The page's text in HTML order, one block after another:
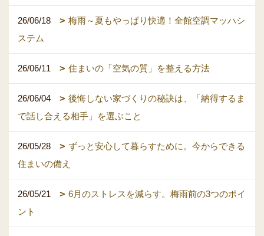
26/06/18
梅雨～夏もやっぱり快適！全館空調マッハシ
ステム
26/06/11 住まいの「空気の質」を整える方法
26/06/04
後悔しない家づくりの秘訣は、「納得するま
で話し合える相手」を選ぶこと
26/05/28
ずっと安心して暮らすために。今からできる
住まいの備え
26/05/21
6月のストレスを減らす。梅雨前の3つのポイ
ント